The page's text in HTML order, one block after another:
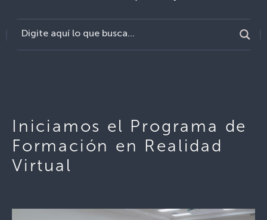
Iniciamos el Programa de
Formación en Realidad
Virtual